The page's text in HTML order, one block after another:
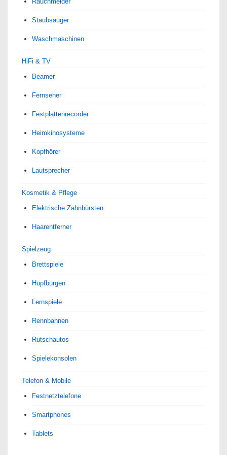
Staubsauger
Waschmaschinen
HiFi & TV
Beamer
Fernseher
Festplattenrecorder
Heimkinosysteme
Kopfhörer
Lautsprecher
Kosmetik & Pflege
Elektrische Zahnbürsten
Haarentferner
Spielzeug
Brettspiele
Hüpfburgen
Lernspiele
Rennbahnen
Rutschautos
Spielekonsolen
Telefon & Mobile
Festnetztelefone
Smartphones
Tablets